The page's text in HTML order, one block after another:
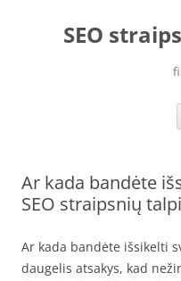
contentSEO
Ar kada bandėte
SEO straipsnių
Ar kada bandėte išsikelti
daugelis atsakys, kad